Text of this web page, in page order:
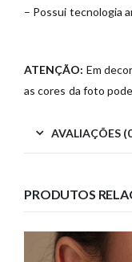
– Possui tecnologia
ATENÇÃO: Em
as cores da foto
AVALIAÇÕES
PRODUTOS